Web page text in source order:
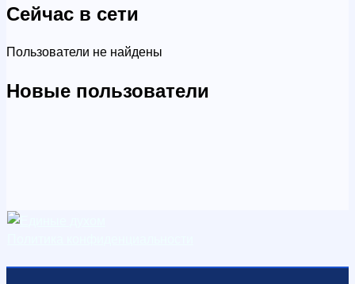
Сейчас в сети
Пользователи не найдены
Новые пользователи